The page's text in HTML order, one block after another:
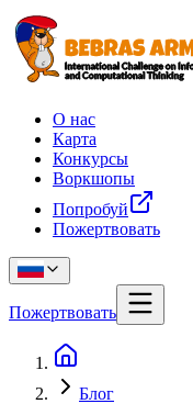
О нас
Карта
Конкурсы
Воркшопы
Попробуй
Пожертвовать
Пожертвовать
Блог